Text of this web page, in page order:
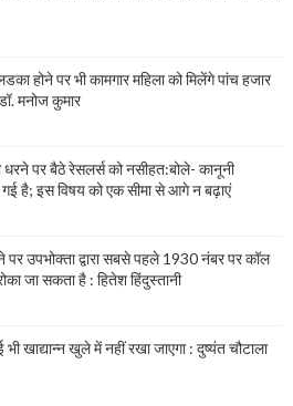
होने पर भी कामगार महिला को मिलेंगे पांच हजार
मनोज कुमार
धरने पर बैठे रेसलर्स को नसीहत:बोले- कानूनी
गई है; इस विषय को एक सीमा से आगे न बढ़ाएं
पर उपभोक्ता द्वारा सबसे पहले 1930 नंबर पर कॉल
जा सकता है : हितेश हिंदुस्तानी
खाद्यान्न खुले में नहीं रखा जाएगा : दुष्यंत चौटाला